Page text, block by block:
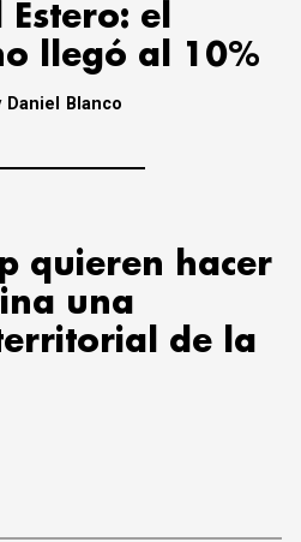
el
llegó al 10%
Blanco
quieren hacer
una
de la